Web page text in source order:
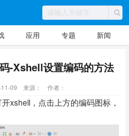
应用 专题 新闻
-Xshell设置编码的方法
09 来源： 作者：
xshell，点击上方的编码图标，